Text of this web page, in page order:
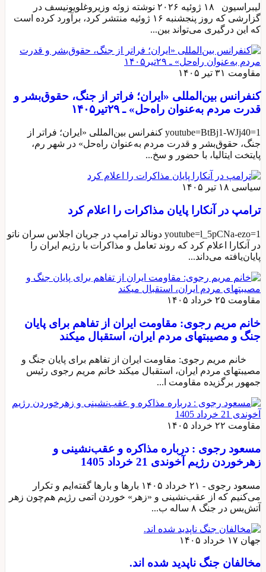
لیبراسیون ۱۸ ژوئیه ۲۰۲۶ نوشته زوئه وزیروغلویونیسف در
گزارشی که روز پنجشنبه ۱۶ ژوئیه منتشر کرد، برآورد کرده است
که این درگیری می‌تواند بین...
مقاومت ۳۱ تیر ۱۴۰۵
کنفرانس بین‌المللی «ایران؛ فراتر از جنگ، حقوق‌بشر و
قدرت مردم به‌عنوان راه‌حل» ـ ۲۹تیر۱۴۰۵
youtube=BtBj1-WJj40=1 کنفرانس بین‌المللی «ایران؛ فراتر از
جنگ، حقوق‌بشر و قدرت مردم به‌عنوان راه‌حل» در شهر رم،
پایتخت ایتالیا، با حضور و سخ...
سیاسی ۱۸ تیر ۱۴۰۵
ترامپ در آنکارا پایان مذاکرات را اعلام کرد
youtube=l_5pCNa-ezo=1 دونالد ترامپ در جریان اجلاس سران ناتو
در آنکارا اعلام کرد که روند تعامل و مذاکرات با رژیم ایران را
پایان‌یافته می‌داند...
مقاومت ۲۵ خرداد ۱۴۰۵
خانم مریم رجوی: مقاومت ایران از تفاهم برای پایان
جنگ و مصیبتهای مردم ایران، استقبال میکند
خانم مریم رجوی: مقاومت ایران از تفاهم برای پایان جنگ و
مصیبتهای مردم ایران، استقبال میکند خانم مریم رجوی رئیس
جمهور برگزیده مقاومت ا...
مقاومت ۲۲ خرداد ۱۴۰۵
مسعود رجوی : درباره مذاکره و عقب‌نشینی و
زهرخوردن رژیم آخوندی 21 خرداد 1405
مسعود رجوی - ۲۱ خرداد ۱۴۰۵ بارها و بارها گفته‌ایم و تکرار
می‌کنیم که از عقب‌نشینی و «زهر» خوردن اتمی رژیم هم‌چون زهر
آتش‌بس در جنگ ۸ ساله ب...
جهان ۱۷ خرداد ۱۴۰۵
مخالفان جنگ ناپدید شده اند.